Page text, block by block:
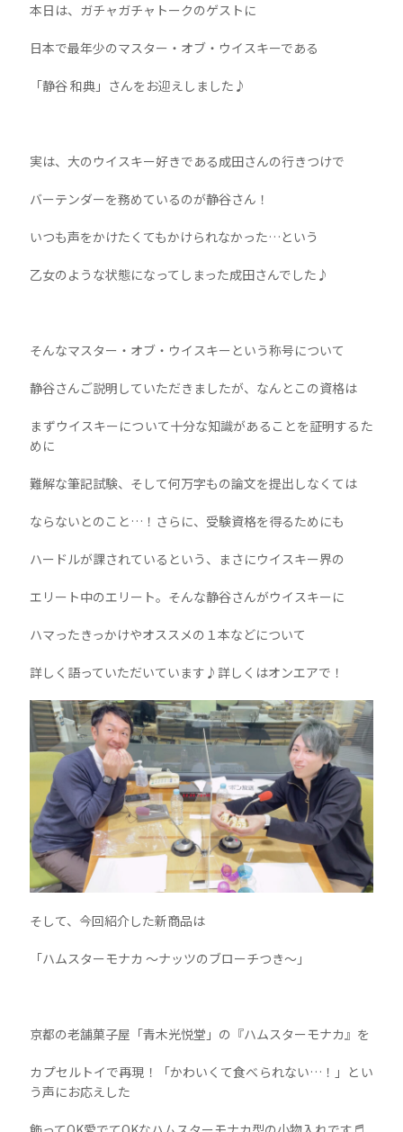
本日は、ガチャガチャトークのゲストに
日本で最年少のマスター・オブ・ウイスキーである
「静谷 和典」さんをお迎えしました♪
実は、大のウイスキー好きである成田さんの行きつけで
バーテンダーを務めているのが静谷さん！
いつも声をかけたくてもかけられなかった…という
乙女のような状態になってしまった成田さんでした♪
そんなマスター・オブ・ウイスキーという称号について
静谷さんご説明していただきましたが、なんとこの資格は
まずウイスキーについて十分な知識があることを証明するた
めに
難解な筆記試験、そして何万字もの論文を提出しなくては
ならないとのこと…！さらに、受験資格を得るためにも
ハードルが課されているという、まさにウイスキー界の
エリート中のエリート。そんな静谷さんがウイスキーに
ハマったきっかけやオススメの１本などについて
詳しく語っていただいています♪詳しくはオンエアで！
そして、今回紹介した新商品は
「ハムスターモナカ 〜ナッツのブローチつき〜」
京都の老舗菓子屋「青木光悦堂」の『ハムスターモナカ』を
カプセルトイで再現！「かわいくて食べられない…！」とい
う声にお応えした